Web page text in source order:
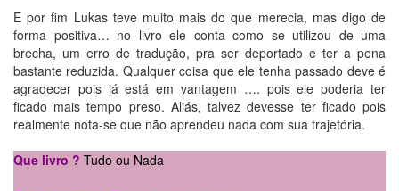
E por fim Lukas teve muito mais do que merecia, mas digo de
forma positiva… no livro ele conta como se utilizou de uma
brecha, um erro de tradução, pra ser deportado e ter a pena
bastante reduzida. Qualquer coisa que ele tenha passado deve é
agradecer pois já está em vantagem …. pois ele poderia ter
ficado mais tempo preso. Aliás, talvez devesse ter ficado pois
realmente nota-se que não aprendeu nada com sua trajetória.
Que livro ? Tudo ou Nada